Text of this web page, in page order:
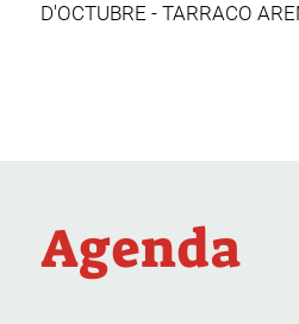
D'OCTUBRE - TARRACO
Agenda